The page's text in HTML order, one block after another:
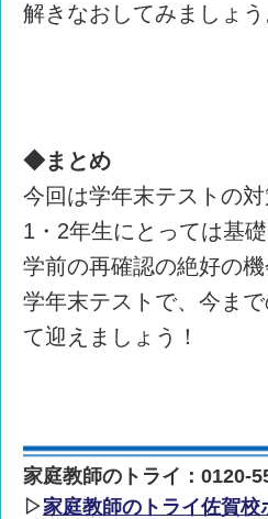
解きなおしてみましょう
◆まとめ
今回は学年末テストの
1・2年生にとっては基
学前の再確認の絶好の機
学年末テストで、今ま
て迎えましょう！
家庭教師のトライ：0120-
▷家庭教師のトライ佐賀校